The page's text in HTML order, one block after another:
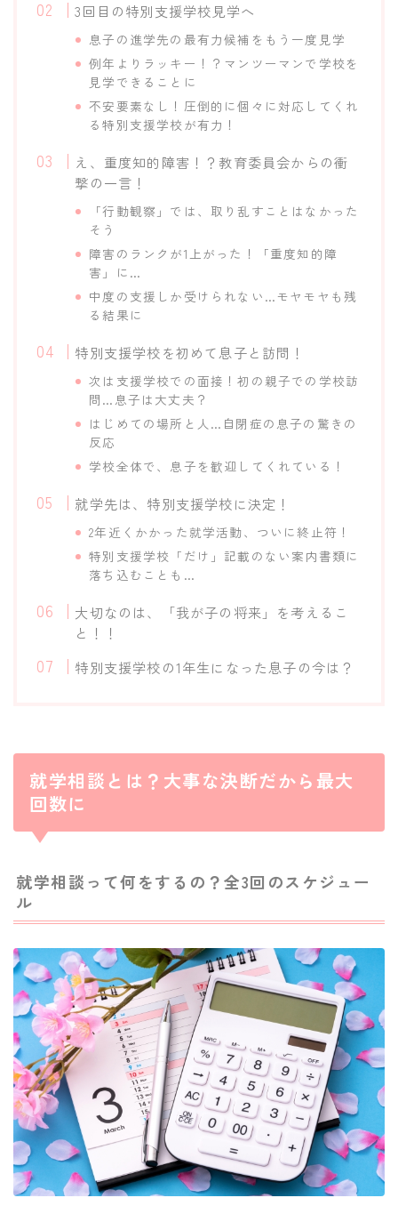
3回目の特別支援学校見学へ
息子の進学先の最有力候補をもう一度見学
例年よりラッキー！？マンツーマンで学校を
見学できることに
不安要素なし！圧倒的に個々に対応してくれ
る特別支援学校が有力！
え、重度知的障害！？教育委員会からの衝
撃の一言！
「行動観察」では、取り乱すことはなかった
そう
障害のランクが1上がった！「重度知的障
害」に…
中度の支援しか受けられない…モヤモヤも残
る結果に
特別支援学校を初めて息子と訪問！
次は支援学校での面接！初の親子での学校訪
問…息子は大丈夫？
はじめての場所と人…自閉症の息子の驚きの
反応
学校全体で、息子を歓迎してくれている！
就学先は、特別支援学校に決定！
2年近くかかった就学活動、ついに終止符！
特別支援学校「だけ」記載のない案内書類に
落ち込むことも…
大切なのは、「我が子の将来」を考えるこ
と！！
特別支援学校の1年生になった息子の今は？
就学相談とは？大事な決断だから最大
回数に
就学相談って何をするの？全3回のスケジュー
ル